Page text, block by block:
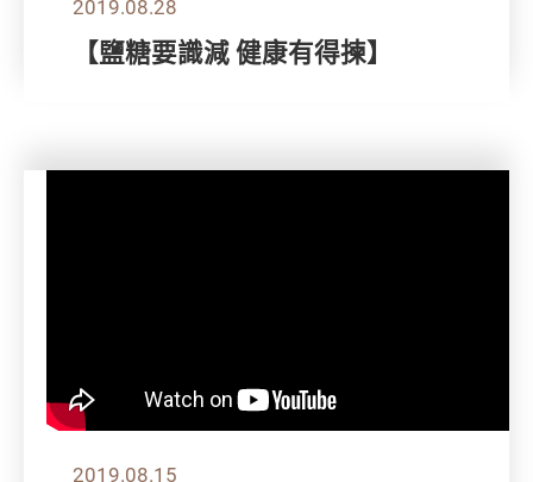
2019.08.28
【鹽糖要識減 健康有得揀】
2019.08.15